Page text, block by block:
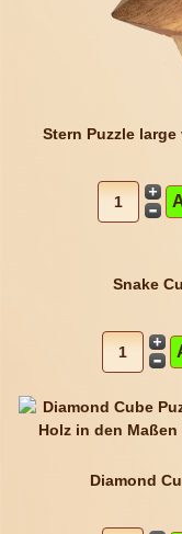
Stern Puzzle
Snake
Diamond